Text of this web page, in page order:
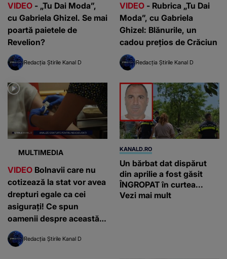
VIDEO - „Tu Dai Moda”,
cu Gabriela Ghizel. Se mai
poartă paietele de
Revelion?
Redacția Știrile Kanal D
VIDEO - Rubrica „Tu Dai
Moda”, cu Gabriela
Ghizel: Blănurile, un
cadou prețios de Crăciun
Redacția Știrile Kanal D
MULTIMEDIA
VIDEO Bolnavii care nu
cotizează la stat vor avea
drepturi egale ca cei
asigurați! Ce spun
oamenii despre această
decizie?
Redacția Știrile Kanal D
KANALD.RO
Un bărbat dat dispărut
din aprilie a fost găsit
ÎNGROPAT în curtea...
Vezi mai mult